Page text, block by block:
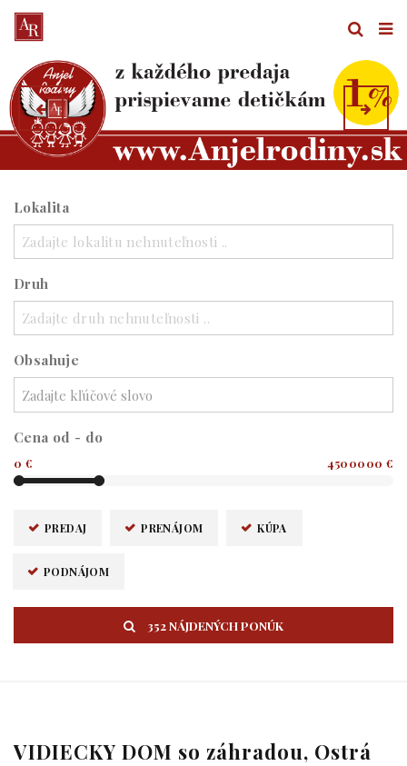
Lokalita
Zadajte lokalitu nehnuteľnosti ..
Druh
Zadajte druh nehnuteľnosti ..
Obsahuje
Cena od - do
0 € 4500000 €
PREDAJ PRENÁJOM KÚPA
PODNÁJOM
352 NÁJDENÝCH PONÚK
VIDIECKY DOM so záhradou, Ostrá